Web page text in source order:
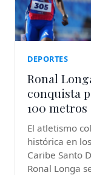
DEPORTES
Ronal
conquista
100
El atletismo
histórica en
Caribe Santo
Ronal Longa